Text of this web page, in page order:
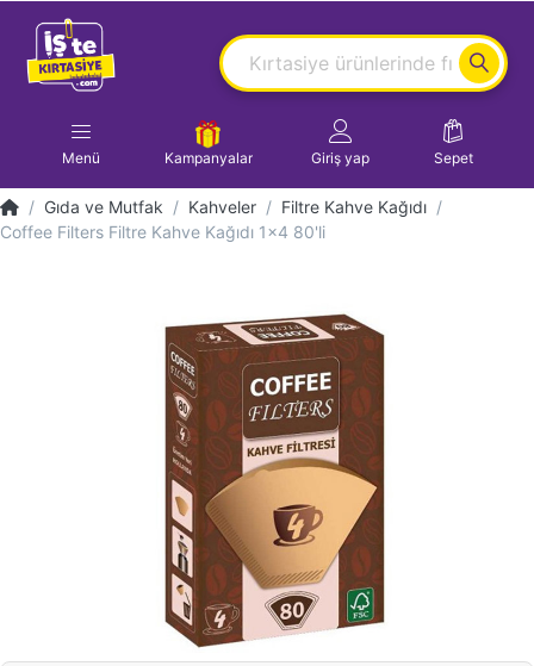
Menü Kampanyalar Giriş yap Sepet
Gıda ve Mutfak Kahveler
Filtre Kahve Kağıdı
Coffee Filters Filtre Kahve Kağıdı 1x4 80'li